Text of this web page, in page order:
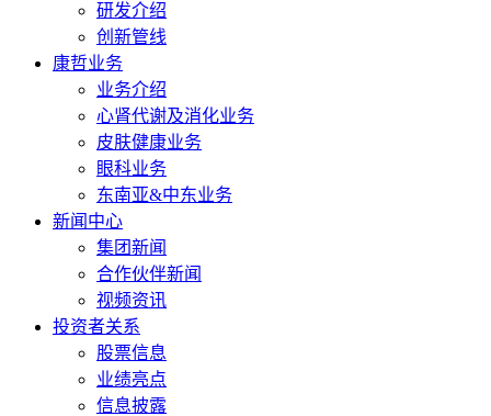
研发介绍
创新管线
康哲业务
业务介绍
心肾代谢及消化业务
皮肤健康业务
眼科业务
东南亚&中东业务
新闻中心
集团新闻
合作伙伴新闻
视频资讯
投资者关系
股票信息
业绩亮点
信息披露